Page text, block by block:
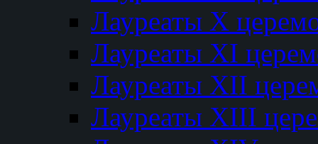
Лауреаты Х
Лауреаты XI
Лауреаты XII
Лауреаты XIII